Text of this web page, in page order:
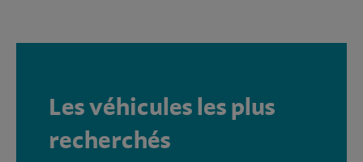
Les véhicules les plus
recherchés